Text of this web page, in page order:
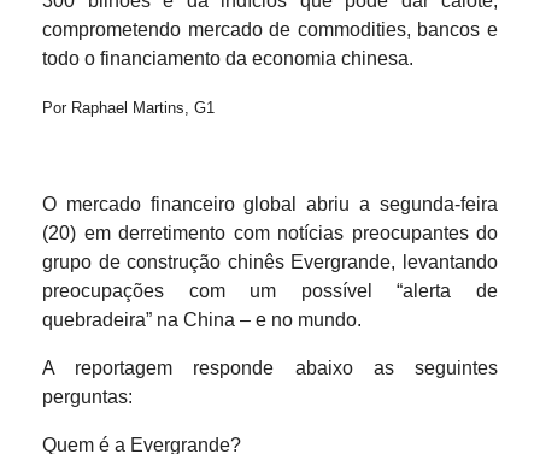
comprometendo mercado de commodities, bancos e
todo o financiamento da economia chinesa.
Por Raphael Martins, G1
O mercado financeiro global abriu a segunda-feira
(20) em derretimento com notícias preocupantes do
grupo de construção chinês Evergrande, levantando
preocupações com um possível “alerta de
quebradeira” na China – e no mundo.
A reportagem responde abaixo as seguintes
perguntas:
Quem é a Evergrande?